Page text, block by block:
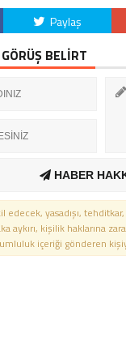
Paylaş
BELİRT
HABER
edecek, yasadışı,
aykırı, kişilik haklarına
içeriği gönderen